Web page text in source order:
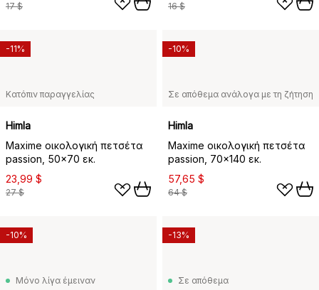
17 $ 16 $
Κατόπιν παραγγελίας
Himla
Maxime οικολογική πετσέτα
passion, 50x70 εκ.
23,99 $
27 $
-11%
Σε απόθεμα ανάλογα με τη ζήτηση
Himla
Maxime οικολογική πετσέτα
passion, 70x140 εκ.
57,65 $
64 $
-10%
Μόνο λίγα έμειναν
-10%
Σε απόθεμα
-13%